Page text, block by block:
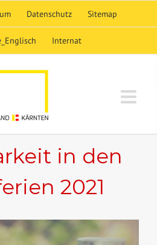
Datenschutz Sitemap
Internat
in den
2021